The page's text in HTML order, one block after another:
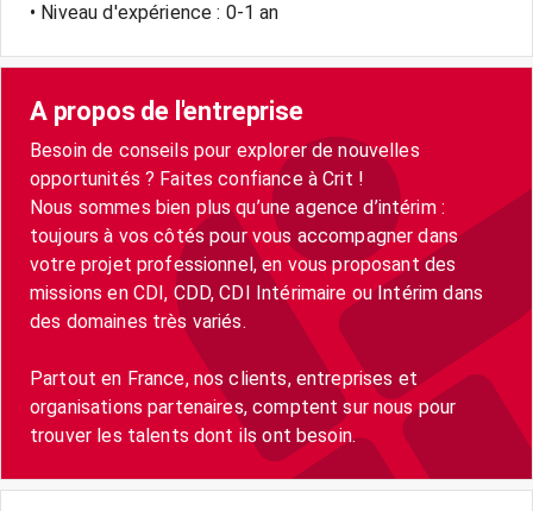
• Niveau d'expérience : 0-1 an
A propos de l'entreprise
Besoin de conseils pour explorer de nouvelles
opportunités ? Faites confiance à Crit !
Nous sommes bien plus qu’une agence d’intérim :
toujours à vos côtés pour vous accompagner dans
votre projet professionnel, en vous proposant des
missions en CDI, CDD, CDI Intérimaire ou Intérim dans
des domaines très variés.
Partout en France, nos clients, entreprises et
organisations partenaires, comptent sur nous pour
trouver les talents dont ils ont besoin.